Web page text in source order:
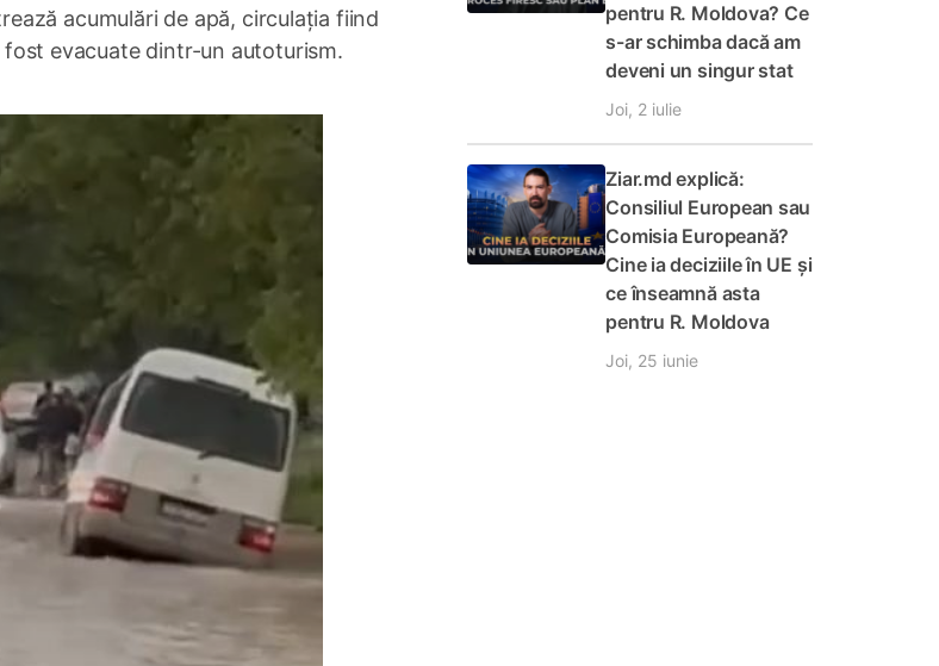
acumulări de apă, circulația fiind
evacuate dintr-un autoturism.
pentru R. Moldova? Ce
s-ar schimba dacă am
deveni un singur stat
Joi, 2 iulie
Ziar.md explică:
Consiliul European sau
Comisia Europeană?
Cine ia deciziile în UE și
ce înseamnă asta
pentru R. Moldova
Joi, 25 iunie